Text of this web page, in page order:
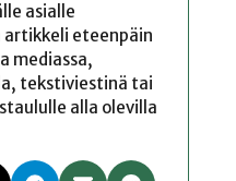
asialle
eteenpäin
mediassa,
tekstiviestinä tai
alla olevilla